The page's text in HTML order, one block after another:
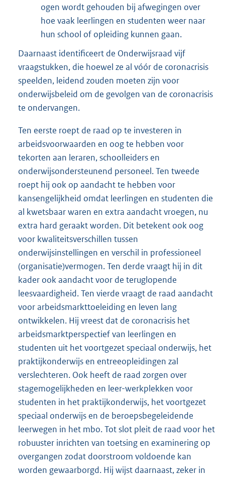
ogen wordt gehouden bij afwegingen over
hoe vaak leerlingen en studenten weer naar
hun school of opleiding kunnen gaan.
Daarnaast identificeert de Onderwijsraad vijf
vraagstukken, die hoewel ze al vóór de coronacrisis
speelden, leidend zouden moeten zijn voor
onderwijsbeleid om de gevolgen van de coronacrisis
te ondervangen.
Ten eerste roept de raad op te investeren in
arbeidsvoorwaarden en oog te hebben voor
tekorten aan leraren, schoolleiders en
onderwijsondersteunend personeel. Ten tweede
roept hij ook op aandacht te hebben voor
kansengelijkheid omdat leerlingen en studenten die
al kwetsbaar waren en extra aandacht vroegen, nu
extra hard geraakt worden. Dit betekent ook oog
voor kwaliteitsverschillen tussen
onderwijsinstellingen en verschil in professioneel
(organisatie)vermogen. Ten derde vraagt hij in dit
kader ook aandacht voor de teruglopende
leesvaardigheid. Ten vierde vraagt de raad aandacht
voor arbeidsmarkttoeleiding en leven lang
ontwikkelen. Hij vreest dat de coronacrisis het
arbeidsmarktperspectief van leerlingen en
studenten uit het voortgezet speciaal onderwijs, het
praktijkonderwijs en entreeopleidingen zal
verslechteren. Ook heeft de raad zorgen over
stagemogelijkheden en leer-werkplekken voor
studenten in het praktijkonderwijs, het voortgezet
speciaal onderwijs en de beroepsbegeleidende
leerwegen in het mbo. Tot slot pleit de raad voor het
robuuster inrichten van toetsing en examinering op
overgangen zodat doorstroom voldoende kan
worden gewaarborgd. Hij wijst daarnaast, zeker in